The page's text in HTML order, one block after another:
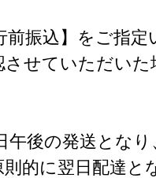
振込】をご指定
させていただいた
後の発送となり
的に翌日配達と